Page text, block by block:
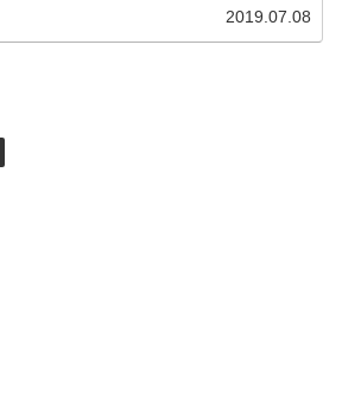
品券やギフトカードを選ぶと、自然に利用できる店舗が多
い金券をプレゼントすることにもなります。今回は、換金
2019.07.08